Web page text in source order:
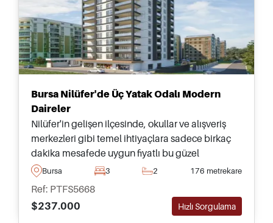
Bursa Nilüfer'de Üç Yatak Odalı Modern
Daireler
Nilüfer'in gelişen ilçesinde, okullar ve alışveriş
merkezleri gibi temel ihtiyaçlara sadece birkaç
dakika mesafede uygun fiyatlı bu güzel
dairelerden birini satın alarak Bursa'nın huzurlu
Bursa 3 2 176 metrekare
Ref: PTFS5668
$237.000
Hızlı Sorgulama